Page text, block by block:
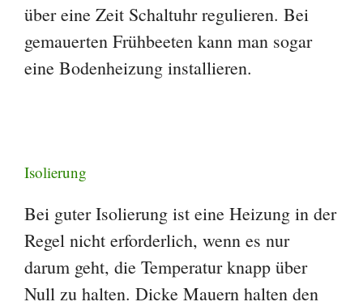
über eine Zeit Schaltuhr regulieren. Bei
gemauerten Frühbeeten kann man sogar
eine Bodenheizung installieren.
Isolierung
Bei guter Isolierung ist eine Heizung in der
Regel nicht erforderlich, wenn es nur
darum geht, die Temperatur knapp über
Null zu halten. Dicke Mauern halten den